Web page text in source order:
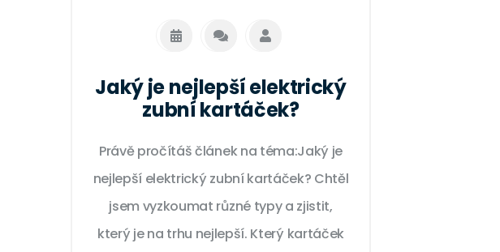
Jaký je nejlepší elektrický
zubní kartáček?
Právě pročítáš článek na téma:Jaký je
nejlepší elektrický zubní kartáček? Chtěl
jsem vyzkoumat různé typy a zjistit,
který je na trhu nejlepší. Který kartáček